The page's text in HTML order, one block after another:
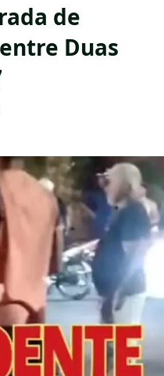
de
Duas